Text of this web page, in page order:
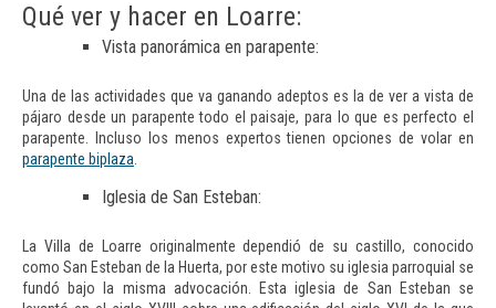
Qué ver y hacer en Loarre:
Vista panorámica en parapente:
Una de las actividades que va ganando adeptos es la de ver a vista de
pájaro desde un parapente todo el paisaje, para lo que es perfecto el
parapente. Incluso los menos expertos tienen opciones de volar en
parapente biplaza.
Iglesia de San Esteban:
La Villa de Loarre originalmente dependió de su castillo, conocido
como San Esteban de la Huerta, por este motivo su iglesia parroquial se
fundó bajo la misma advocación. Esta iglesia de San Esteban se